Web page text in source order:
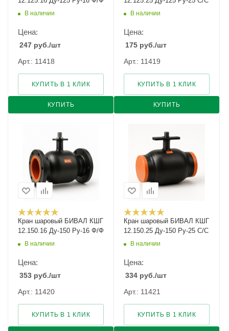
В наличии
Цена:
247 руб./шт
Арт.: 11418
КУПИТЬ
КУПИТЬ В 1 КЛИК
В наличии
Цена:
175 руб./шт
Арт.: 11419
КУПИТЬ
КУПИТЬ В 1 КЛИК
Кран шаровый БИВАЛ КШГ
12.150.16 Ду-150 Ру-16 Ф/Ф
В наличии
Цена:
353 руб./шт
Арт.: 11420
КУПИТЬ В 1 КЛИК
Кран шаровый БИВАЛ КШГ
12.150.25 Ду-150 Ру-25 С/С
В наличии
Цена:
334 руб./шт
Арт.: 11421
КУПИТЬ В 1 КЛИК